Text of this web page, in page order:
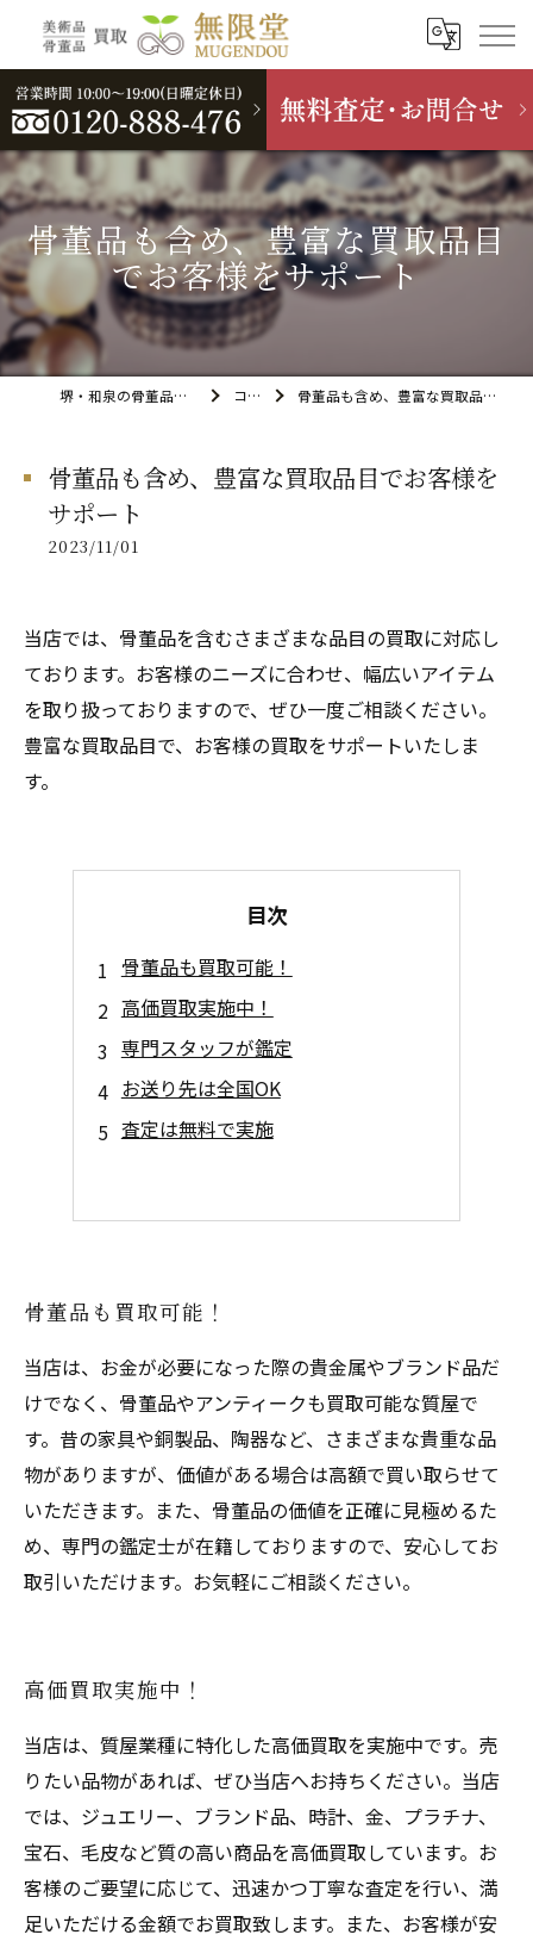
骨董品も含め、豊富な買取品目
でお客様をサポート
堺・和泉の骨董品買取なら無限堂 コラム 骨董品も含め、豊富な買取品目でお客様をサポート
骨董品も含め、豊富な買取品目でお客様を
サポート
2023/11/01
当店では、骨董品を含むさまざまな品目の買取に対応し
ております。お客様のニーズに合わせ、幅広いアイテム
を取り扱っておりますので、ぜひ一度ご相談ください。
豊富な買取品目で、お客様の買取をサポートいたしま
す。
目次
骨董品も買取可能！
高価買取実施中！
専門スタッフが鑑定
お送り先は全国OK
査定は無料で実施
骨董品も買取可能！
当店は、お金が必要になった際の貴金属やブランド品だ
けでなく、骨董品やアンティークも買取可能な質屋で
す。昔の家具や銅製品、陶器など、さまざまな貴重な品
物がありますが、価値がある場合は高額で買い取らせて
いただきます。また、骨董品の価値を正確に見極めるた
め、専門の鑑定士が在籍しておりますので、安心してお
取引いただけます。お気軽にご相談ください。
高価買取実施中！
当店は、質屋業種に特化した高価買取を実施中です。売
りたい品物があれば、ぜひ当店へお持ちください。当店
では、ジュエリー、ブランド品、時計、金、プラチナ、
宝石、毛皮など質の高い商品を高価買取しています。お
客様のご要望に応じて、迅速かつ丁寧な査定を行い、満
足いただける金額でお買取致します。また、お客様が安